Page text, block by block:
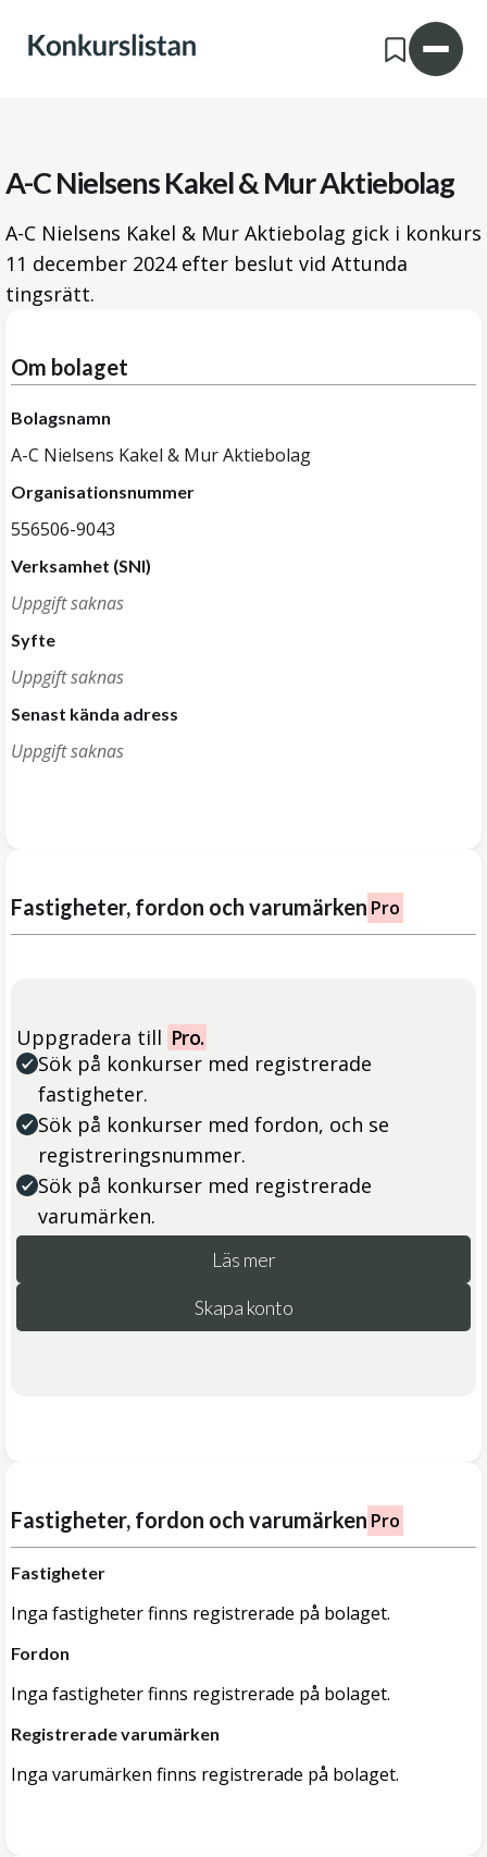
A-C Nielsens Kakel & Mur Aktiebolag
A-C Nielsens Kakel & Mur Aktiebolag gick i konkurs
11 december 2024efter beslut vid Attunda
tingsrätt.
Om bolaget
Bolagsnamn
A-C Nielsens Kakel & Mur Aktiebolag
Organisationsnummer
556506-9043
Verksamhet (SNI)
Uppgift saknas
Syfte
Uppgift saknas
Senast kända adress
Uppgift saknas
Fastigheter, fordon och varumärken Pro
Uppgradera till Pro.
Sök på konkurser med registrerade
fastigheter.
Sök på konkurser med fordon, och se
registreringsnummer.
Sök på konkurser med registrerade
varumärken.
Läs mer
Skapa konto
Fastigheter, fordon och varumärken Pro
Fastigheter
Inga fastigheter finns registrerade på bolaget.
Fordon
Inga fastigheter finns registrerade på bolaget.
Registrerade varumärken
Inga varumärken finns registrerade på bolaget.